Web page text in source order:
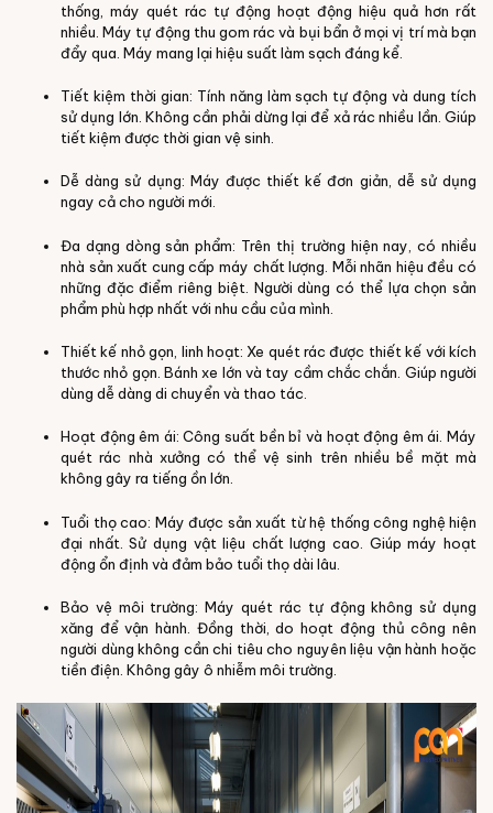
thống, máy quét rác tự động hoạt động hiệu quả hơn rất
nhiều. Máy tự động thu gom rác và bụi bẩn ở mọi vị trí mà bạn
đẩy qua. Máy mang lại hiệu suất làm sạch đáng kể.
Tiết kiệm thời gian: Tính năng làm sạch tự động và dung tích
sử dụng lớn. Không cần phải dừng lại để xả rác nhiều lần. Giúp
tiết kiệm được thời gian vệ sinh.
Dễ dàng sử dụng: Máy được thiết kế đơn giản, dễ sử dụng
ngay cả cho người mới.
Đa dạng dòng sản phẩm: Trên thị trường hiện nay, có nhiều
nhà sản xuất cung cấp máy chất lượng. Mỗi nhãn hiệu đều có
những đặc điểm riêng biệt. Người dùng có thể lựa chọn sản
phẩm phù hợp nhất với nhu cầu của mình.
Thiết kế nhỏ gọn, linh hoạt: Xe quét rác được thiết kế với kích
thước nhỏ gọn. Bánh xe lớn và tay cầm chắc chắn. Giúp người
dùng dễ dàng di chuyển và thao tác.
Hoạt động êm ái: Công suất bền bỉ và hoạt động êm ái. Máy
quét rác nhà xưởng có thể vệ sinh trên nhiều bề mặt mà
không gây ra tiếng ồn lớn.
Tuổi thọ cao: Máy được sản xuất từ hệ thống công nghệ hiện
đại nhất. Sử dụng vật liệu chất lượng cao. Giúp máy hoạt
động ổn định và đảm bảo tuổi thọ dài lâu.
Bảo vệ môi trường: Máy quét rác tự động không sử dụng
xăng để vận hành. Đồng thời, do hoạt động thủ công nên
người dùng không cần chi tiêu cho nguyên liệu vận hành hoặc
tiền điện. Không gây ô nhiễm môi trường.